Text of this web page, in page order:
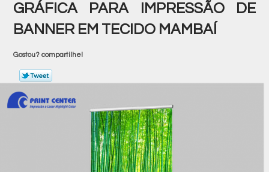
GRÁFICA PARA IMPRESSÃO DE
BANNER EM TECIDO MAMBAÍ
Gostou? compartilhe!